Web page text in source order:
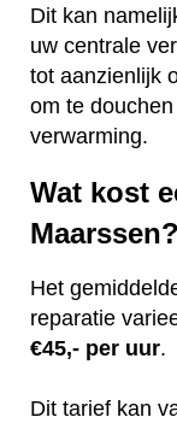
Dit kan
uw centrale
tot aanzienlijk
om te
verwarming.
Wat kost
Maarssen?
Het
reparatie
€45,- per uur.
Dit tarief kan